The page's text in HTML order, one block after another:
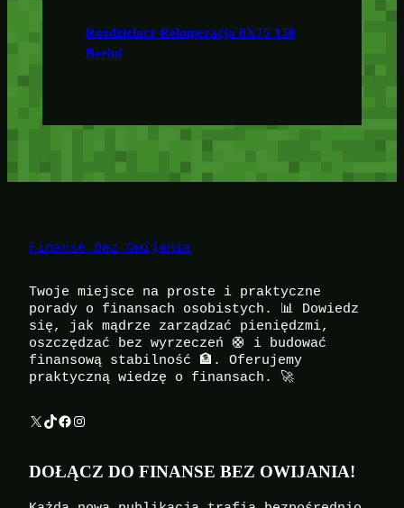
Rozdzielacz Rekuperacja 8X75 150
Berluf
Finanse Bez Owijania
Twoje miejsce na proste i praktyczne
porady o finansach osobistych. 📊 Dowiedz
się, jak mądrze zarządzać pieniędzmi,
oszczędzać bez wyrzeczeń 🛟 i budować
finansową stabilność 🏦. Oferujemy
praktyczną wiedzę o finansach. 🚀
X TikTok Facebook Instagram
DOŁĄCZ DO FINANSE BEZ OWIJANIA!